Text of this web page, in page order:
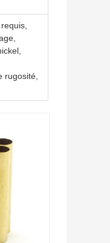
rugosité,